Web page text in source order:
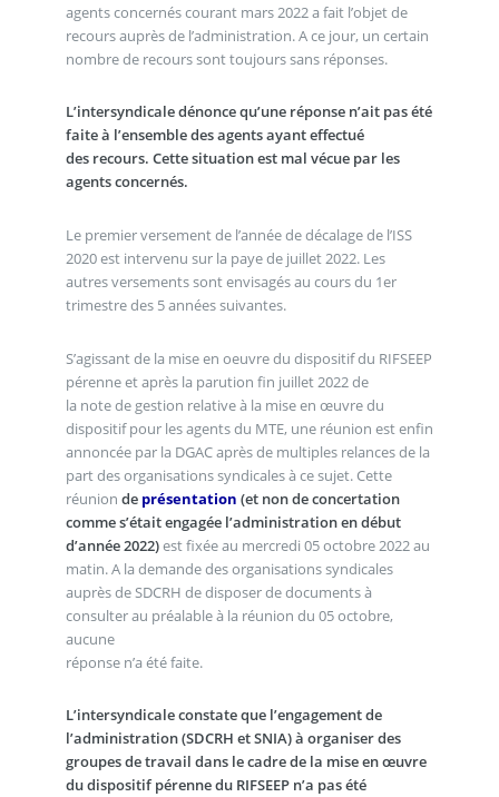
agents concernés courant mars 2022 a fait l’objet de
recours auprès de l’administration. A ce jour, un certain
nombre de recours sont toujours sans réponses.
L’intersyndicale dénonce qu’une réponse n’ait pas été
faite à l’ensemble des agents ayant effectué
des recours. Cette situation est mal vécue par les
agents concernés.
Le premier versement de l’année de décalage de l’ISS
2020 est intervenu sur la paye de juillet 2022. Les
autres versements sont envisagés au cours du 1er
trimestre des 5 années suivantes.
S’agissant de la mise en oeuvre du dispositif du RIFSEEP
pérenne et après la parution fin juillet 2022 de
la note de gestion relative à la mise en œuvre du
dispositif pour les agents du MTE, une réunion est enfin
annoncée par la DGAC après de multiples relances de la
part des organisations syndicales à ce sujet. Cette
réunion de présentation (et non de concertation
comme s’était engagée l’administration en début
d’année 2022)est fixée au mercredi 05 octobre 2022 au
matin. A la demande des organisations syndicales
auprès de SDCRH de disposer de documents à
consulter au préalable à la réunion du 05 octobre,
aucune
réponse n’a été faite.
L’intersyndicale constate que l’engagement de
l’administration (SDCRH et SNIA) à organiser des
groupes de travail dans le cadre de la mise en œuvre
du dispositif pérenne du RIFSEEP n’a pas été